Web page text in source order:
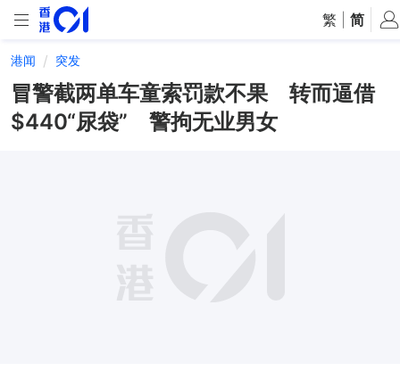
繁 简
港闻 突发
冒警截两单车童索罚款不果 转而逼借
$440“尿袋” 警拘无业男女